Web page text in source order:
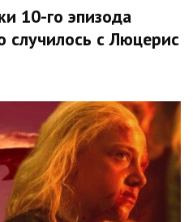
10-го эпизода
случилось с Люцерис